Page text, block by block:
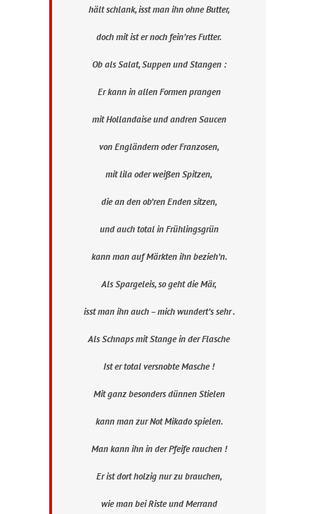
hält schlank, isst man ihn ohne Butter,
doch mit ist er noch fein’res Futter.
Ob als Salat, Suppen und Stangen :
Er kann in allen Formen prangen
mit Hollandaise und andren Saucen
von Engländern oder Franzosen,
mit lila oder weißen Spitzen,
die an den ob’ren Enden sitzen,
und auch total in Frühlingsgrün
kann man auf Märkten ihn bezieh’n.
Als Spargeleis, so geht die Mär,
isst man ihn auch – mich wundert’s sehr .
Als Schnaps mit Stange in der Flasche
Ist er total versnobte Masche !
Mit ganz besonders dünnen Stielen
kann man zur Not Mikado spielen.
Man kann ihn in der Pfeife rauchen !
Er ist dort holzig nur zu brauchen,
wie man bei Riste und Merrand